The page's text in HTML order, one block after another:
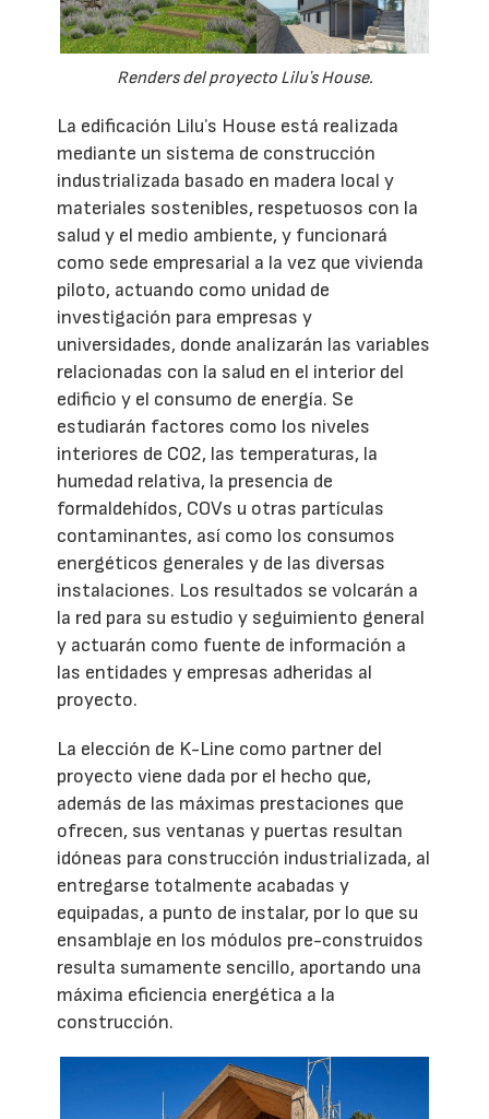
Renders del proyecto Liluʼs House.
La edificación Liluʼs House está realizada
mediante un sistema de construcción
industrializada basado en madera local y
materiales sostenibles, respetuosos con la
salud y el medio ambiente, y funcionará
como sede empresarial a la vez que vivienda
piloto, actuando como unidad de
investigación para empresas y
universidades, donde analizarán las variables
relacionadas con la salud en el interior del
edificio y el consumo de energía. Se
estudiarán factores como los niveles
interiores de CO2, las temperaturas, la
humedad relativa, la presencia de
formaldehídos, COVs u otras partículas
contaminantes, así como los consumos
energéticos generales y de las diversas
instalaciones. Los resultados se volcarán a
la red para su estudio y seguimiento general
y actuarán como fuente de información a
las entidades y empresas adheridas al
proyecto.
La elección de K-Line como partner del
proyecto viene dada por el hecho que,
además de las máximas prestaciones que
ofrecen, sus ventanas y puertas resultan
idóneas para construcción industrializada, al
entregarse totalmente acabadas y
equipadas, a punto de instalar, por lo que su
ensamblaje en los módulos pre-construidos
resulta sumamente sencillo, aportando una
máxima eficiencia energética a la
construcción.